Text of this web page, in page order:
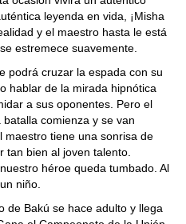
leyenda en vida, ¡Misha
y el maestro hasta le está
estremece suavemente.
podrá cruzar la espada con su
hablar de la mirada hipnótica
a sus oponentes. Pero el
comienza y se van
maestro tiene una sonrisa de
tan bien al joven talento.
héroe queda tumbado. Al
niño.
de Bakú se hace adulto y llega